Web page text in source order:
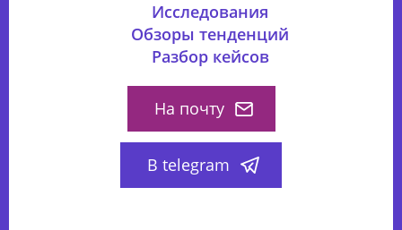
Исследования
Обзоры тенденций
Разбор кейсов
На почту
В telegram